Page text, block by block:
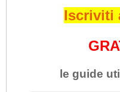
Iscriviti
le guide